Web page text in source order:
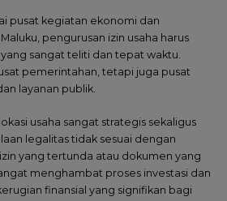
pusat kegiatan ekonomi dan
pengurusan izin usaha harus
sangat teliti dan tepat waktu.
pemerintahan, tetapi juga pusat
layanan publik.
usaha sangat strategis sekaligus
legalitas tidak sesuai dengan
yang tertunda atau dokumen yang
menghambat proses investasi dan
finansial yang signifikan bagi